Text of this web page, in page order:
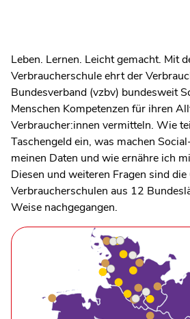
Leben. Lernen. Leicht gemacht. Mit
Verbraucherschule ehrt der
Bundesverband (vzbv) bundesweit
Menschen Kompetenzen für ihren
Verbraucher:innen vermitteln. Wie
Taschengeld ein, was machen
meinen Daten und wie ernähre ich
Diesen und weiteren Fragen sind
Verbraucherschulen aus 12
Weise nachgegangen.